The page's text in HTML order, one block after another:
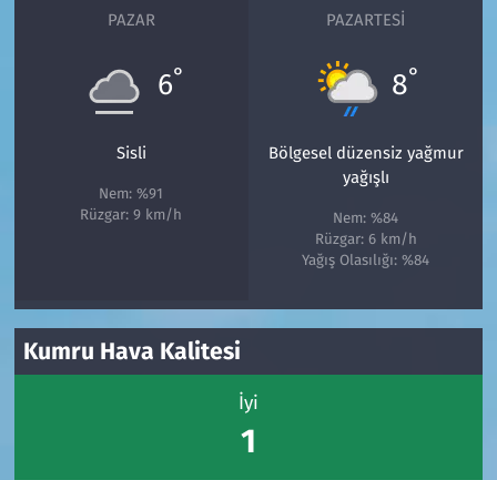
PAZAR
6°
Sisli
Nem: %91
Rüzgar: 9 km/h
PAZARTESI
8°
Bölgesel düzensiz yağmur
yağışlı
Nem: %84
Rüzgar: 6 km/h
Yağış Olasılığı: %84
Kumru Hava Kalitesi
İyi
1